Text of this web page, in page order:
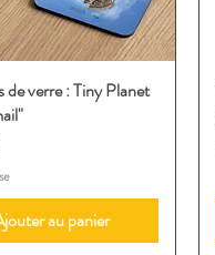
Aperçu rapide
de verre : Tiny Planet
au panier